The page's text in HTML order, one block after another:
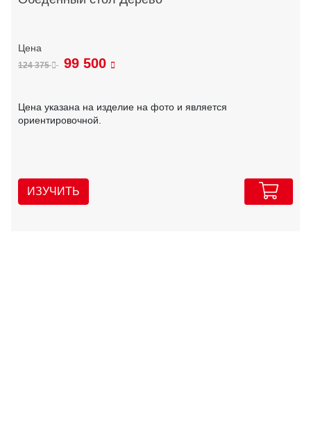
124 375 99 500
Цена указана на изделие на фото и является
ориентировочной.
ИЗУЧИТЬ